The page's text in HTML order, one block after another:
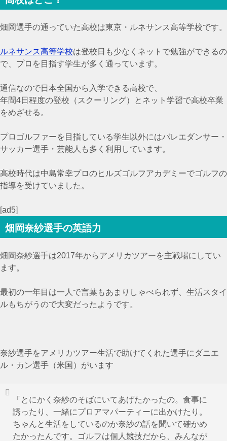
畑岡選手の通っていた高校は東京・ルネサンス高等学校です。
ルネサンス高等学校は登校日も少なくネットで勉強ができるの
で、プロを目指す学生が多く通っています。
通信なので日本全国から入学できる高校で、
年間4日程度の登校（スクーリング）とネット学習で高校卒業
をめざせる。
プロゴルファーを目指している学生以外にはバレエダンサー・
サッカー選手・芸能人も多く利用しています。
高校時代は中島常幸プロのヒルズゴルフアカデミーでゴルフの
指導を受けていました。
[ad5]
畑岡奈紗選手の英語力
畑岡奈紗選手は2017年からアメリカツアーを主戦場にしてい
ます。
最初の一年目は一人で言葉もあまりしゃべられず、生活スタイ
ルもちがうので大変だったようです。
奈紗選手をアメリカツアー生活で助けてくれた選手にダニエ
ル・カン選手（米国）がいます
「とにかく奈紗のそばにいてあげたかったの。食事に
誘ったり、一緒にプロアマパーティーに出かけたり。
ちゃんと生活をしているのか奈紗の話を聞いて確かめ
たかったんです。ゴルフは個人競技だから、みんなが